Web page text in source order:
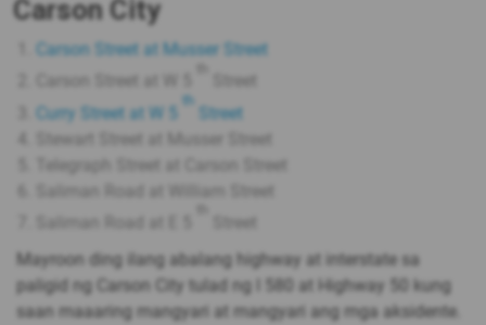
Carson City
Carson Street at Musser Street
Carson Street at W 5
Street
Curry Street at W 5
th
Street
Stewart Street at Musser Street
Telegraph Street at Carson Street
Saliman Road at William Street
Saliman Road at E 5
Street
Mayroon ding ilang abalang highway at interstate sa
paligid ng Carson City tulad ng I 580 at Highway 50 kung
saan maaaring mangyari at mangyari ang mga aksidente.